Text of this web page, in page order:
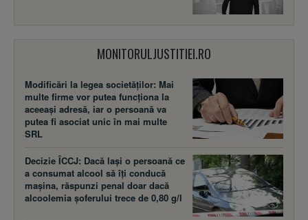
MONITORULJUSTITIEI.RO
Modificări la legea societăţilor: Mai
multe firme vor putea funcţiona la
aceeaşi adresă, iar o persoană va
putea fi asociat unic în mai multe
SRL
Decizie ÎCCJ: Dacă laşi o persoană ce
a consumat alcool să îţi conducă
maşina, răspunzi penal doar dacă
alcoolemia şoferului trece de 0,80 g/l